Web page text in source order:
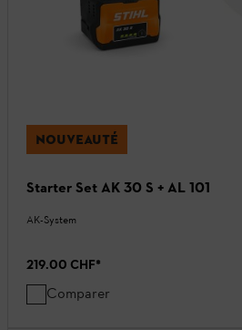
NOUVEAUTÉ
Starter Set AK 30 S + AL 101
AK-System
219.00 CHF*
Comparer